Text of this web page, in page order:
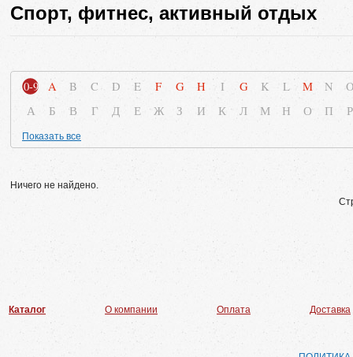
Спорт, фитнес, активный отдых
0-9 A B C D E F G H I G K L M N
А
Б В Г Д Е Ж З И К Л М Н О П Р
Показать все
Ничего не найдено.
Каталог О компании Оплата Доставка